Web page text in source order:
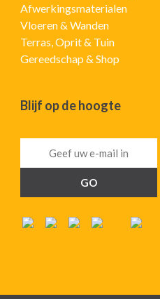
Afwerkingsmaterialen
Vloeren & Wanden
Terras, Oprit & Tuin
Gereedschap & Shop
Blijf op de hoogte